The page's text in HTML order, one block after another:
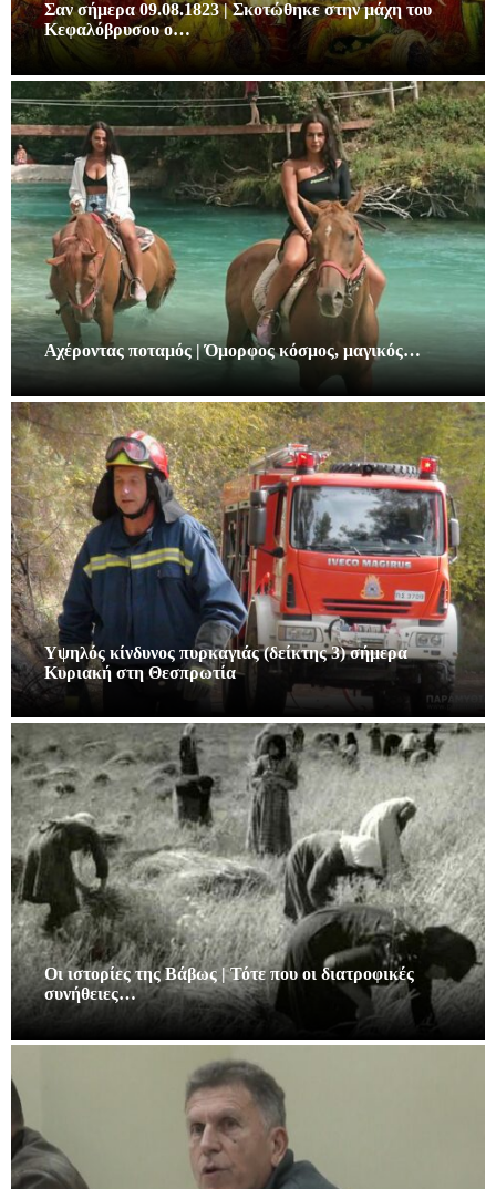
Σαν σήμερα 09.08.1823 | Σκοτώθηκε στην μάχη του
Κεφαλόβρυσου ο…
Αχέροντας ποταμός | Όμορφος κόσμος, μαγικός…
Υψηλός κίνδυνος πυρκαγιάς (δείκτης 3) σήμερα
Κυριακή στη Θεσπρωτία
Οι ιστορίες της Βάβως | Τότε που οι διατροφικές
συνήθειες…